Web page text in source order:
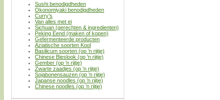
Sushi benodigdheden
Okonomiyaki benodigdheden
Curry’s
Van alles met ei
Sichuan (gerechten & ingredienten)
Peking Eend (maken of kopen)
Gefermenteerde producten
Aziatische soorten Kool
Basilicum soorten (op ’n rijtje)
Chinese Bieslook (op ’n rijtje)
Gember (op ’n rijtje)
Zwarte zaadjes (op ’n rijtje)
Sojabonensauzen (op ’n rijtje)
Japanse noodles (op ’n rijtje)
Chinese noodles (op ’n rijtje)